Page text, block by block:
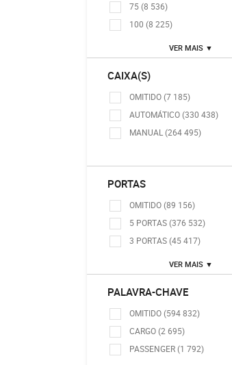
75 (8 536)
100 (8 225)
VER MAIS ▼
CAIXA(S)
OMITIDO (7 185)
AUTOMÁTICO (330 438)
MANUAL (264 495)
PORTAS
OMITIDO (89 156)
5 PORTAS (376 532)
3 PORTAS (45 417)
VER MAIS ▼
PALAVRA-CHAVE
OMITIDO (594 832)
CARGO (2 695)
PASSENGER (1 792)